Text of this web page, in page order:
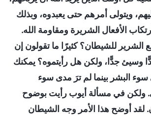
ويتولى أمرهم حتى يعبدوه، وبذلك
الأفعال الشريرة ومقاومة الله.
الشرير للشيطان؟ كثيرًا ما تقولون إن
وسيئ جدًّا، ولكن هل رأيتموه؟ يمكنك
البشر بينما لم ترَ مدى سوء
ولكن في مسألة أيوب رأيت بوضوح
أوضح هذا الأمر وجه الشيطان